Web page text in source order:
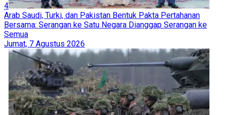
4
Arab Saudi, Turki, dan Pakistan Bentuk Pakta Pertahanan
Bersama: Serangan ke Satu Negara Dianggap Serangan ke
Semua
Jumat, 7 Agustus 2026